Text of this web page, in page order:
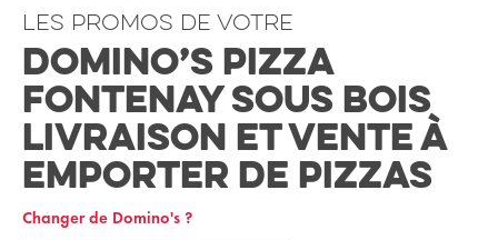
Les promos de votre
Domino’s Pizza
FONTENAY SOUS BOIS
Livraison et Vente à
Emporter de Pizzas
Changer de Domino's ?